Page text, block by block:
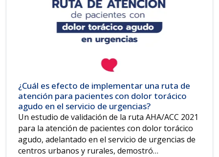
¿Cuál es efecto de implementar una ruta de
atención para pacientes con dolor torácico
agudo en el servicio de urgencias?
Un estudio de validación de la ruta AHA/ACC 2021
para la atención de pacientes con dolor torácico
agudo, adelantado en el servicio de urgencias de
centros urbanos y rurales, demostró…